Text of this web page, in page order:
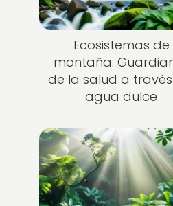
Ecosistemas de
montaña:
de la salud a
agua dulce